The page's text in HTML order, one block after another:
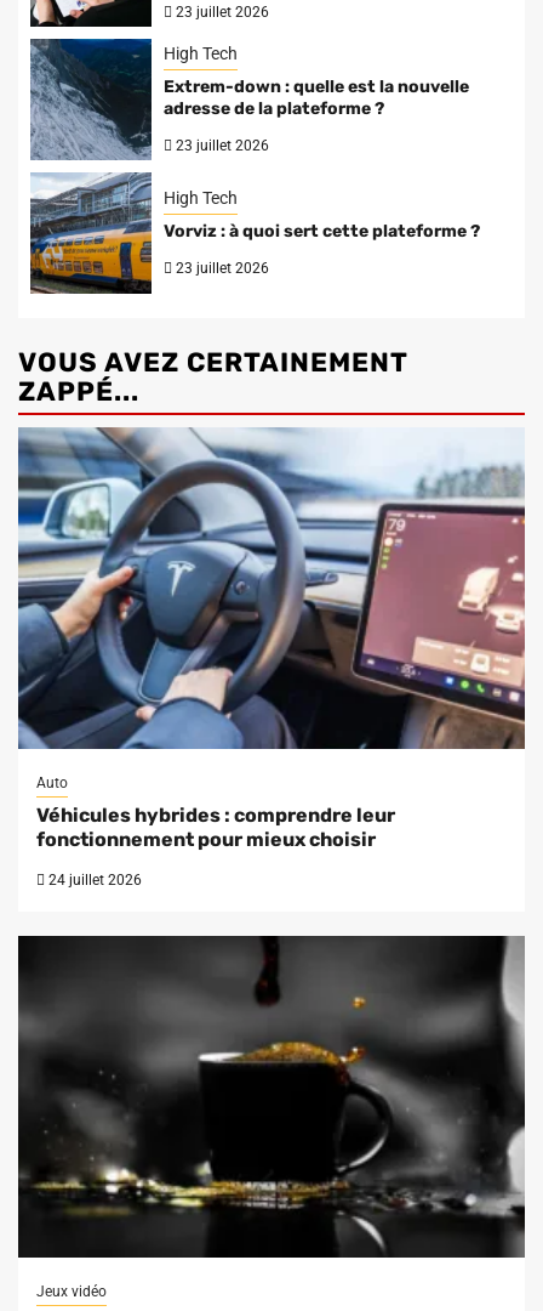
23 juillet 2026
High Tech
Extrem-down : quelle est la nouvelle
adresse de la plateforme ?
23 juillet 2026
High Tech
Vorviz : à quoi sert cette plateforme ?
23 juillet 2026
VOUS AVEZ CERTAINEMENT
ZAPPÉ...
Auto
Véhicules hybrides : comprendre leur
fonctionnement pour mieux choisir
24 juillet 2026
Jeux vidéo